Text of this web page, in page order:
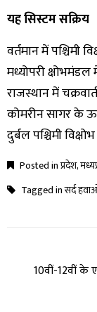
यह सिस्टम सक्रिय
वर्तमान में पश्चिमी
मध्योपरी
राजस्थान में
कोमरीन सागर के
दुर्बल पश्चिमी
Posted inप्रदेश,
Tagged inसर्द
10वीं-12वीं के